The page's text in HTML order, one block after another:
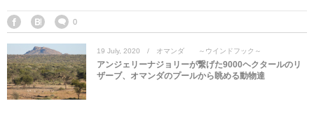
0
19 July, 2020 オマンダ ～ウインドフック～
アンジェリーナジョリーが繋げた9000ヘクタールのリ
ザーブ、オマンダのプールから眺める動物達
シンガポール
フィリピン
ヴェトナム